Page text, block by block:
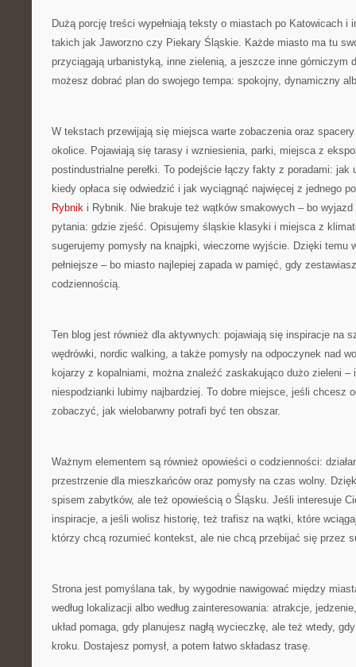
Dużą porcję treści wypełniają teksty o miastach po Katowicach i
takich jak Jaworzno czy Piekary Śląskie. Każde miasto ma tu
przyciągają urbanistyką, inne zielenią, a jeszcze inne górniczym
możesz dobrać plan do swojego tempa: spokojny, dynamiczny
W tekstach przewijają się miejsca warte zobaczenia oraz
okolice. Pojawiają się tarasy i wzniesienia, parki, miejsca z
postindustrialne perełki. To podejście łączy fakty z poradami: jak
kiedy opłaca się odwiedzić i jak wyciągnąć najwięcej z jednego
Rybnik i Rybnik. Nie brakuje też wątków smakowych – bo
pytania: gdzie zjeść. Opisujemy śląskie klasyki i miejsca z
sugerujemy pomysły na knajpki, wieczorne wyjście. Dzięki temu
pełniejsze – bo miasto najlepiej zapada w pamięć, gdy
codziennością.
Ten blog jest również dla aktywnych: pojawiają się inspiracje na
wędrówki, nordic walking, a także pomysły na odpoczynek nad
kojarzy z kopalniami, można znaleźć zaskakująco dużo zieleni –
niespodzianki lubimy najbardziej. To dobre miejsce, jeśli chcesz
zobaczyć, jak wielobarwny potrafi być ten obszar.
Ważnym elementem są również opowieści o codzienności:
przestrzenie dla mieszkańców oraz pomysły na czas wolny.
spisem zabytków, ale też opowieścią o Śląsku. Jeśli interesuje
inspiracje, a jeśli wolisz historię, też trafisz na wątki, które
którzy chcą rozumieć kontekst, ale nie chcą przebijać się przez
Strona jest pomyślana tak, by wygodnie nawigować między
według lokalizacji albo według zainteresowania: atrakcje,
układ pomaga, gdy planujesz nagłą wycieczkę, ale też wtedy,
kroku. Dostajesz pomysł, a potem łatwo składasz trasę.